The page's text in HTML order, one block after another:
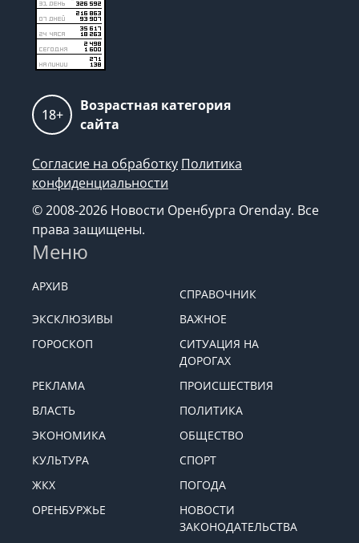
18+
Возрастная категория
сайта
Согласие на обработку Политика
конфиденциальности
© 2008-2026 Новости Оренбурга Orenday. Все
права защищены.
Меню
АРХИВ
СПРАВОЧНИК
ЭКСКЛЮЗИВЫ
ВАЖНОЕ
ГОРОСКОП
СИТУАЦИЯ НА
ДОРОГАХ
РЕКЛАМА
ПРОИСШЕСТВИЯ
ВЛАСТЬ
ПОЛИТИКА
ЭКОНОМИКА
ОБЩЕСТВО
КУЛЬТУРА
СПОРТ
ЖКХ
ПОГОДА
ОРЕНБУРЖЬЕ
НОВОСТИ
ЗАКОНОДАТЕЛЬСТВА